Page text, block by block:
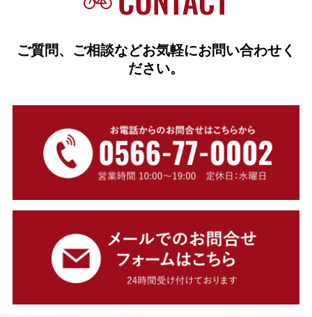
ご質問、ご相談などお気軽にお問い合わせく
ださい。